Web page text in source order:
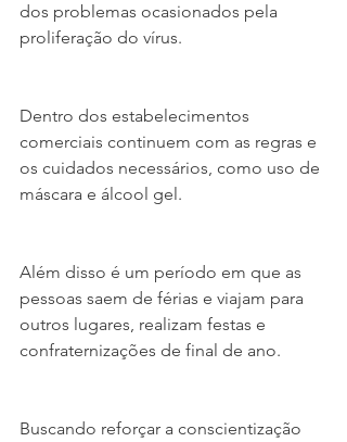
dos problemas ocasionados pela
proliferação do vírus.
Dentro dos estabelecimentos
comerciais continuem com as regras e
os cuidados necessários, como uso de
máscara e álcool gel.
Além disso é um período em que as
pessoas saem de férias e viajam para
outros lugares, realizam festas e
confraternizações de final de ano.
Buscando reforçar a conscientização